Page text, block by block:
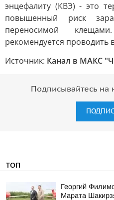
энцефалиту (КВЭ) - это
повышенный риск
переносимой
рекомендуется
Источник: Канал в МАКС
Подписывайтесь на
ТОП
Георгий
Марата